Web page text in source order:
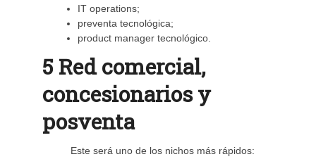
IT operations;
preventa tecnológica;
product manager tecnológico.
5 Red comercial,
concesionarios y
posventa
Este será uno de los nichos más rápidos: